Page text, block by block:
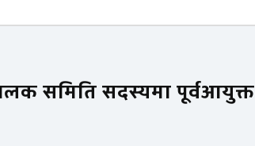
समिति सदस्यमा पूर्वआयुक्त